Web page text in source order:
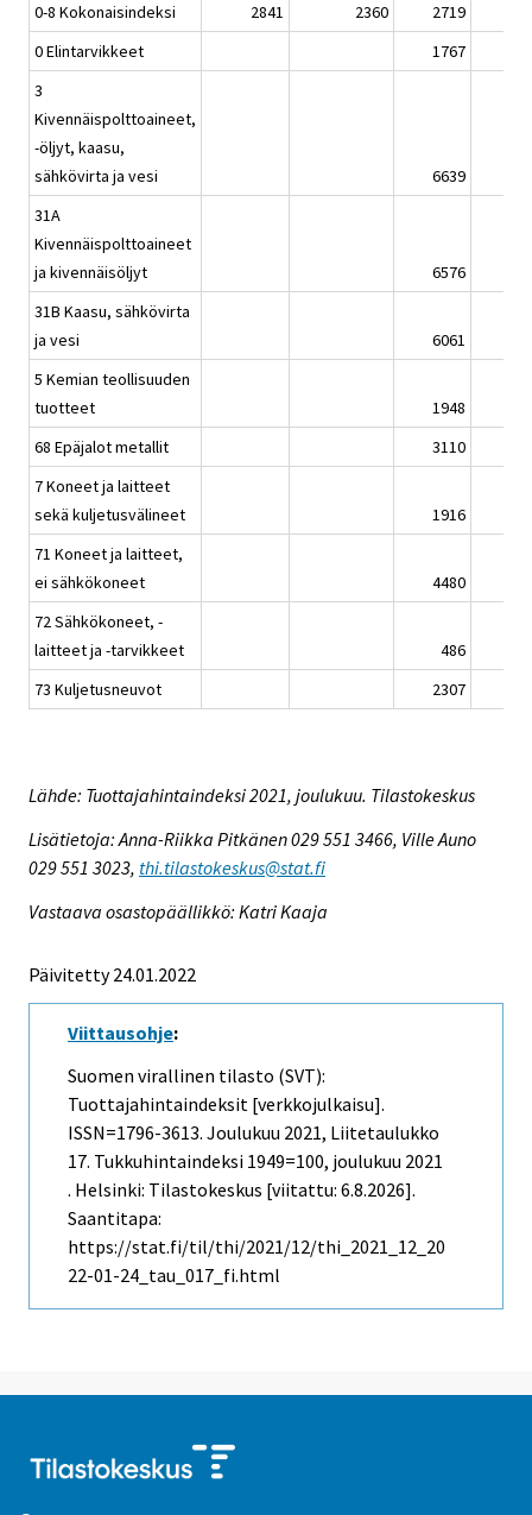
0-8 Kokonaisindeksi
2841 2360
2719
0 Elintarvikkeet
1767
3
Kivennäispolttoaineet,
-öljyt, kaasu,
sähkövirta ja vesi
6639
31A
Kivennäispolttoaineet
ja kivennäisöljyt
6576
31B Kaasu, sähkövirta
ja vesi
6061
5 Kemian teollisuuden
tuotteet
1948
68 Epäjalot metallit
3110
7 Koneet ja laitteet
sekä kuljetusvälineet
1916
71 Koneet ja laitteet,
ei sähkökoneet
4480
72 Sähkökoneet, -
laitteet ja -tarvikkeet
486
73 Kuljetusneuvot
2307
Lähde: Tuottajahintaindeksi 2021, joulukuu. Tilastokeskus
Lisätietoja: Anna-Riikka Pitkänen 029 551 3466, Ville Auno
029 551 3023, thi.tilastokeskus@stat.fi
Vastaava osastopäällikkö: Katri Kaaja
Päivitetty 24.01.2022
Viittausohje:
Suomen virallinen tilasto (SVT):
Tuottajahintaindeksit [verkkojulkaisu].
ISSN=1796-3613. Joulukuu 2021, Liitetaulukko
17. Tukkuhintaindeksi 1949=100, joulukuu 2021
. Helsinki: Tilastokeskus [viitattu: 6.8.2026].
Saantitapa:
https://stat.fi/til/thi/2021/12/thi_2021_12_20
22-01-24_tau_017_fi.html